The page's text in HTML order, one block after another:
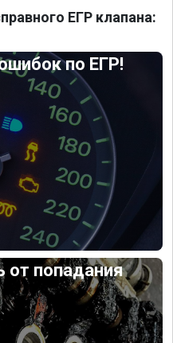
ЕГР клапана:
по ЕГР!
от попадания